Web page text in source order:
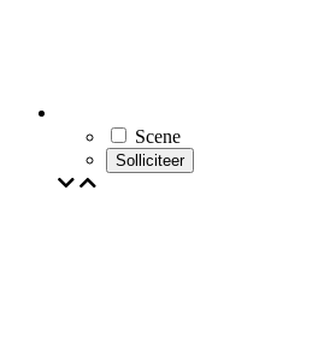
Scene
Solliciteer